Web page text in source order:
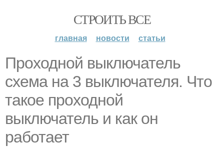
СТРОИТЬ ВСЕ
главная новости статьи
Проходной выключатель
схема на 3 выключателя. Что
такое проходной
выключатель и как он
работает